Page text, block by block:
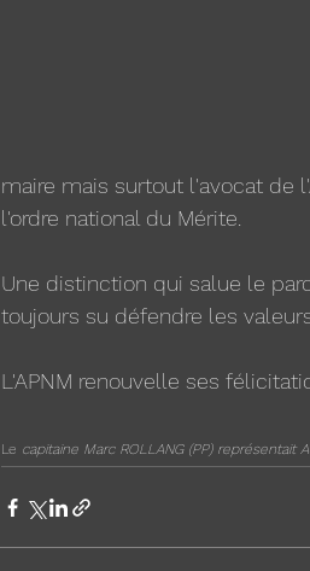
maire mais surtout l'avocat de
l'ordre national du Mérite.
Une distinction qui salue le
toujours su défendre les
L'APNM renouvelle ses
Le capitaine Marc ROLLANG (PP) représentait